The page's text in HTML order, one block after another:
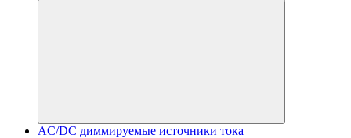
AC/DC диммируемые источники тока